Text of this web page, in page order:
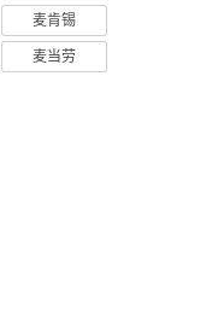
麦肯锡
麦当劳